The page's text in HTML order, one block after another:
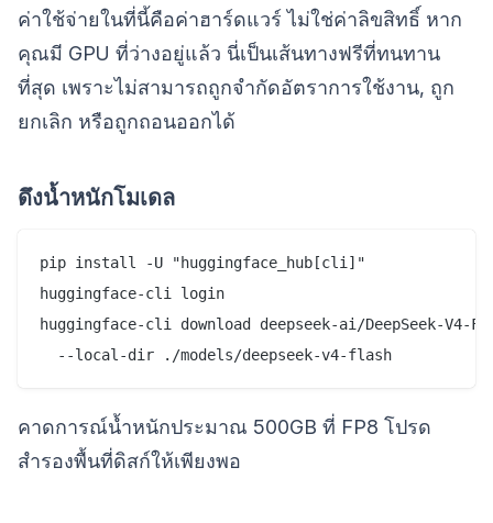
ค่าใช้จ่ายในที่นี้คือค่าฮาร์ดแวร์ ไม่ใช่ค่าลิขสิทธิ์ หาก
คุณมี GPU ที่ว่างอยู่แล้ว นี่เป็นเส้นทางฟรีที่ทนทาน
ที่สุด เพราะไม่สามารถถูกจำกัดอัตราการใช้งาน, ถูก
ยกเลิก หรือถูกถอนออกได้
ดึงน้ำหนักโมเดล
pip install -U "huggingface_hub[cli]"
huggingface-cli login
huggingface-cli download deepseek-ai/DeepSeek-V4-
คาดการณ์น้ำหนักประมาณ 500GB ที่ FP8 โปรด
สำรองพื้นที่ดิสก์ให้เพียงพอ